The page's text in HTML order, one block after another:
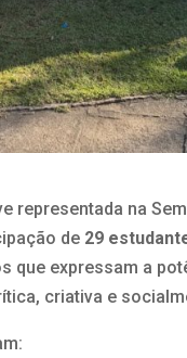
representada na
de 29
que expressam a
criativa e